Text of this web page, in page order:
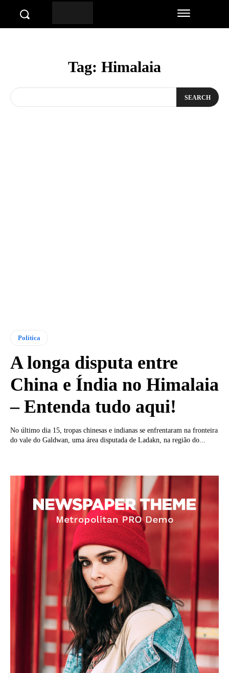
Tag: Himalaia
SEARCH
Política
A longa disputa entre
China e Índia no Himalaia
– Entenda tudo aqui!
No último dia 15, tropas chinesas e indianas se enfrentaram na fronteira
do vale do Galdwan, uma área disputada de Ladakn, na região do...